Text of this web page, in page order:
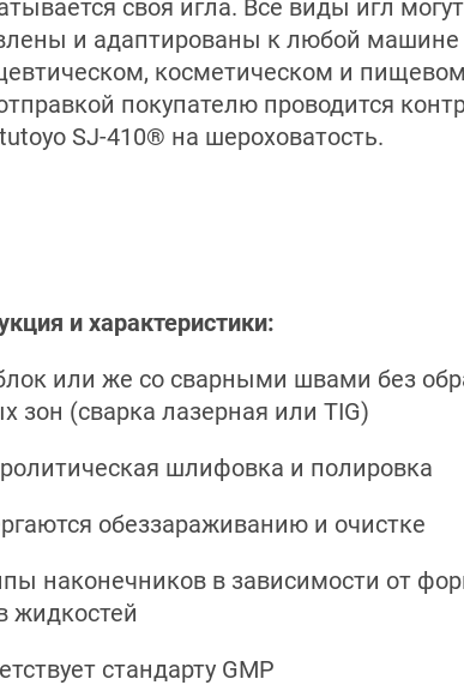
своя игла. Все виды игл
и адаптированы к любой машине
косметическом и
покупателю проводится
SJ-410® на шероховатость.
и характеристики:
или же со сварными швами без
зон (сварка лазерная или TIG)
шлифовка и полировка
обеззараживанию и очистке
наконечников в зависимости от
жидкостей
стандарту GMP